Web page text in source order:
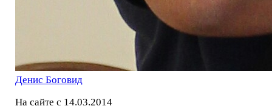
Денис Боговид
На сайте с 14.03.2014